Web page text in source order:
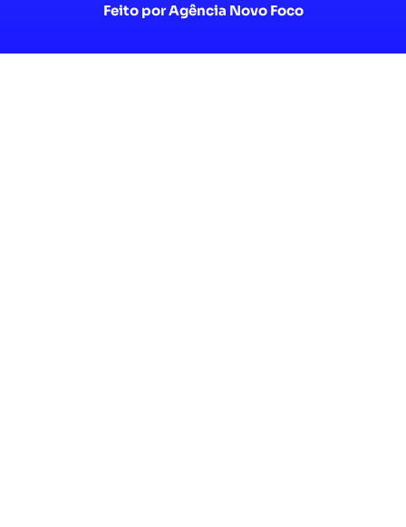
Feito por Agência Novo Foco